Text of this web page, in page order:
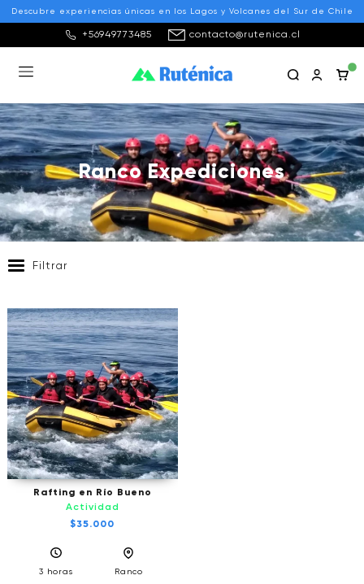
+56949773485 contacto@rutenica.cl
Descubre experiencias únicas en los Lagos y Volcanes del Sur de Chile
Ranco Expediciones
Filtrar
Rafting en Río Bueno
Actividad
$35.000
3 horas Ranco